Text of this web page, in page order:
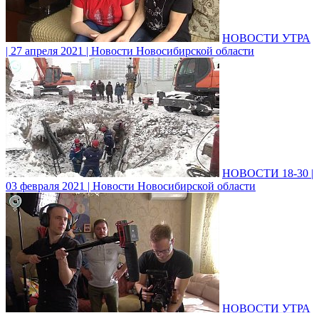
НОВОСТИ УТРА
| 27 апреля 2021 | Новости Новосибирской области
НОВОСТИ 18-30 |
03 февраля 2021 | Новости Новосибирской области
НОВОСТИ УТРА